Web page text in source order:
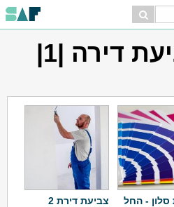
דירה |1|
סלון - החל
צביעת דירת 2